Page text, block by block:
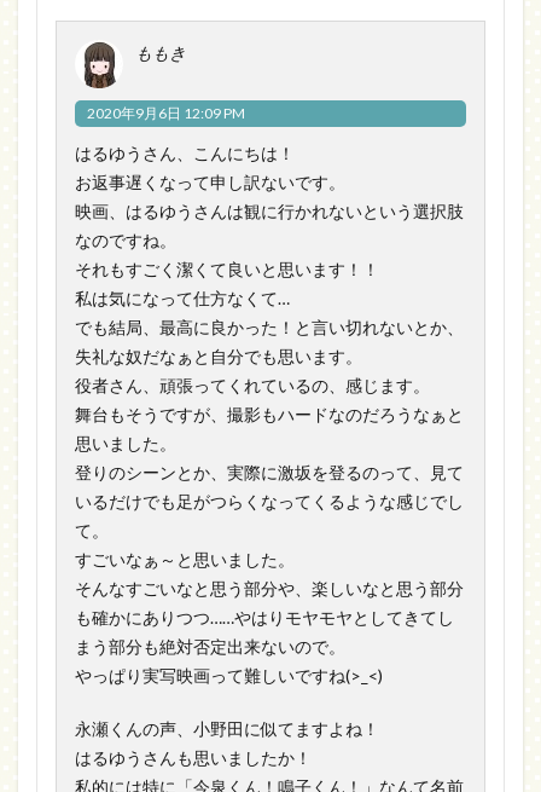
ももき
2020年9月6日 12:09 PM
はるゆうさん、こんにちは！
お返事遅くなって申し訳ないです。
映画、はるゆうさんは観に行かれないという選択肢
なのですね。
それもすごく潔くて良いと思います！！
私は気になって仕方なくて…
でも結局、最高に良かった！と言い切れないとか、
失礼な奴だなぁと自分でも思います。
役者さん、頑張ってくれているの、感じます。
舞台もそうですが、撮影もハードなのだろうなぁと
思いました。
登りのシーンとか、実際に激坂を登るのって、見て
いるだけでも足がつらくなってくるような感じでし
て。
すごいなぁ～と思いました。
そんなすごいなと思う部分や、楽しいなと思う部分
も確かにありつつ……やはりモヤモヤとしてきてし
まう部分も絶対否定出来ないので。
やっぱり実写映画って難しいですね(>_<)
永瀬くんの声、小野田に似てますよね！
はるゆうさんも思いましたか！
私的には特に「今泉くん！鳴子くん！」なんて名前